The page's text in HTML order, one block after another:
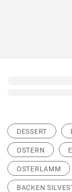
DESSERT
OSTERN
OSTERLAMM
BACKEN